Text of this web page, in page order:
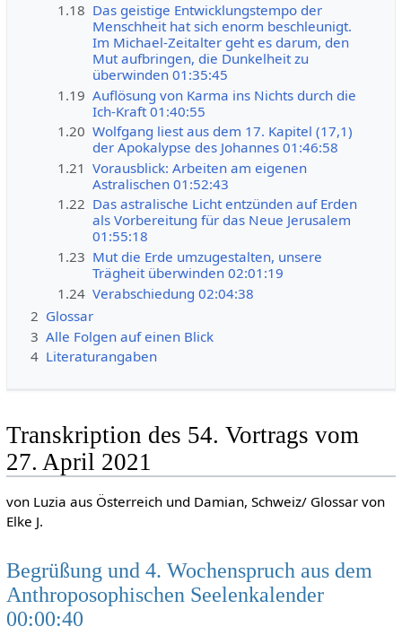
1.18 Das geistige Entwicklungstempo der
Menschheit hat sich enorm beschleunigt.
Im Michael-Zeitalter geht es darum, den
Mut aufbringen, die Dunkelheit zu
überwinden 01:35:45
1.19 Auflösung von Karma ins Nichts durch die
Ich-Kraft 01:40:55
1.20 Wolfgang liest aus dem 17. Kapitel (17,1)
der Apokalypse des Johannes 01:46:58
1.21 Vorausblick: Arbeiten am eigenen
Astralischen 01:52:43
1.22 Das astralische Licht entzünden auf Erden
als Vorbereitung für das Neue Jerusalem
01:55:18
1.23 Mut die Erde umzugestalten, unsere
Trägheit überwinden 02:01:19
1.24 Verabschiedung 02:04:38
2 Glossar
3 Alle Folgen auf einen Blick
4 Literaturangaben
Transkription des 54. Vortrags vom
27. April 2021
von Luzia aus Österreich und Damian, Schweiz/ Glossar von
Elke J.
Begrüßung und 4. Wochenspruch aus dem
Anthroposophischen Seelenkalender
00:00:40